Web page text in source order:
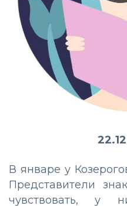
В январе у
Представители
чувствовать, у